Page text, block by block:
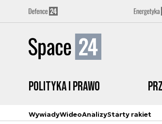
Polityka i prawo
WywiadyWideoAnalizyStarty rakiet